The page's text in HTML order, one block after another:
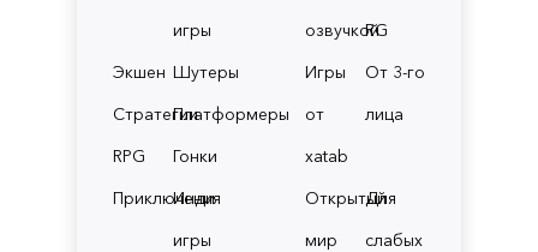
игры
Экшен Шутеры
СтратегииПлатформеры
RPG
Гонки
Приключения
Инди
игры
озвучкой
RG
Игры
от
xatab
От 3-го
лица
Открытый
мир
Для
слабых